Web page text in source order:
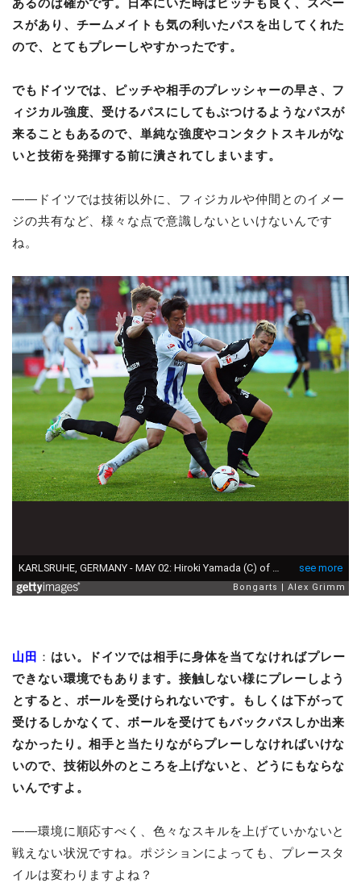
スがあり、チームメイトも気の利いたパスを出してくれた
ので、とてもプレーしやすかったです。
でもドイツでは、ピッチや相手のプレッシャーの早さ、フ
ィジカル強度、受けるパスにしてもぶつけるようなパスが
来ることもあるので、単純な強度やコンタクトスキルがな
いと技術を発揮する前に潰されてしまいます。
――ドイツでは技術以外に、フィジカルや仲間とのイメー
ジの共有など、様々な点で意識しないといけないんです
ね。
山田 ： はい。ドイツでは相手に身体を当てなければプレー
できない環境でもあります。接触しない様にプレーしよう
とすると、ボールを受けられないです。もしくは下がって
受けるしかなくて、ボールを受けてもバックパスしか出来
なかったり。相手と当たりながらプレーしなければいけな
いので、技術以外のところを上げないと、どうにもならな
いんですよ。
――環境に順応すべく、色々なスキルを上げていかないと
戦えない状況ですね。ポジションによっても、プレースタ
イルは変わりますよね？